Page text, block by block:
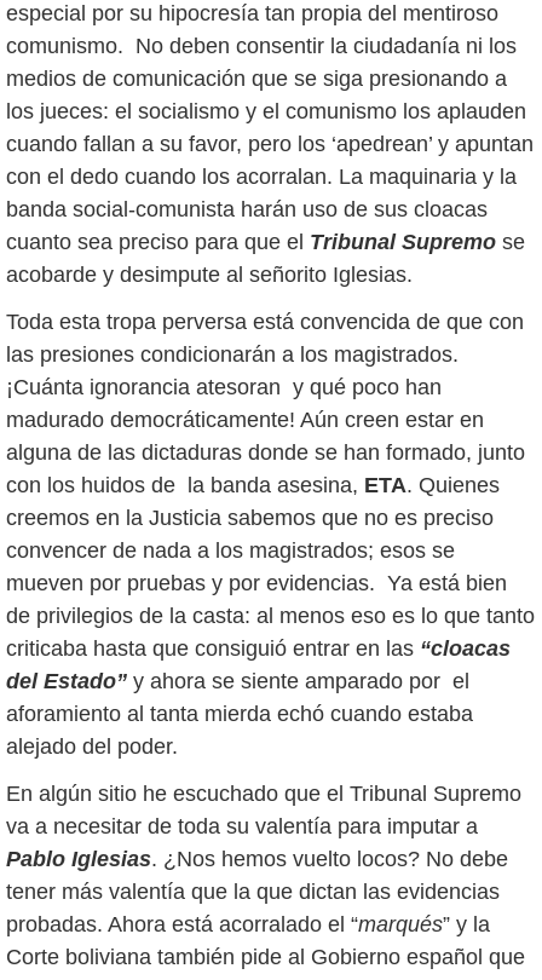
especial por su hipocresía tan propia del mentiroso
comunismo. No deben consentir la ciudadanía ni los
medios de comunicación que se siga presionando a
los jueces: el socialismo y el comunismo los aplauden
cuando fallan a su favor, pero los ‘apedrean’ y apuntan
con el dedo cuando los acorralan. La maquinaria y la
banda social-comunista harán uso de sus cloacas
cuanto sea preciso para que el Tribunal Supremo se
acobarde y desimpute al señorito Iglesias.
Toda esta tropa perversa está convencida de que con
las presiones condicionarán a los magistrados.
¡Cuánta ignorancia atesoran y qué poco han
madurado democráticamente! Aún creen estar en
alguna de las dictaduras donde se han formado, junto
con los huidos de la banda asesina, ETA. Quienes
creemos en la Justicia sabemos que no es preciso
convencer de nada a los magistrados; esos se
mueven por pruebas y por evidencias. Ya está bien
de privilegios de la casta: al menos eso es lo que tanto
criticaba hasta que consiguió entrar en las “cloacas
del Estado” y ahora se siente amparado por el
aforamiento al tanta mierda echó cuando estaba
alejado del poder.
En algún sitio he escuchado que el Tribunal Supremo
va a necesitar de toda su valentía para imputar a
Pablo Iglesias. ¿Nos hemos vuelto locos? No debe
tener más valentía que la que dictan las evidencias
probadas. Ahora está acorralado el “marqués” y la
Corte boliviana también pide al Gobierno español que